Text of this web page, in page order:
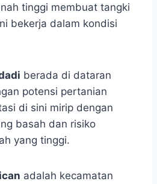
tinggi membuat tangki
bekerja dalam kondisi
berada di dataran
potensi pertanian
di sini mirip dengan
basah dan risiko
yang tinggi.
adalah kecamatan